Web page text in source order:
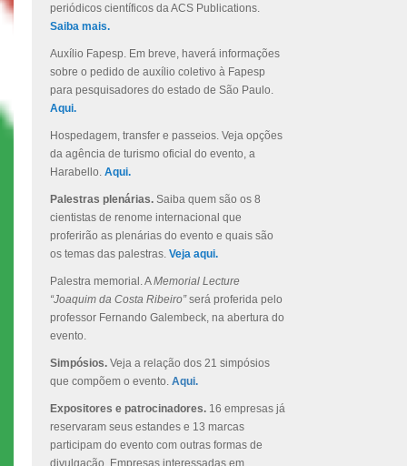
periódicos científicos da ACS Publications.
Saiba mais.
Auxílio Fapesp. Em breve, haverá informações
sobre o pedido de auxílio coletivo à Fapesp
para pesquisadores do estado de São Paulo.
Aqui.
Hospedagem, transfer e passeios. Veja opções
da agência de turismo oficial do evento, a
Harabello. Aqui.
Palestras plenárias. Saiba quem são os 8
cientistas de renome internacional que
proferirão as plenárias do evento e quais são
os temas das palestras. Veja aqui.
Palestra memorial. AMemorial Lecture
“Joaquim da Costa Ribeiro”será proferida pelo
professor Fernando Galembeck, na abertura do
evento.
Simpósios. Veja a relação dos 21 simpósios
que compõem o evento. Aqui.
Expositores e patrocinadores. 16 empresas já
reservaram seus estandes e 13 marcas
participam do evento com outras formas de
divulgação. Empresas interessadas em